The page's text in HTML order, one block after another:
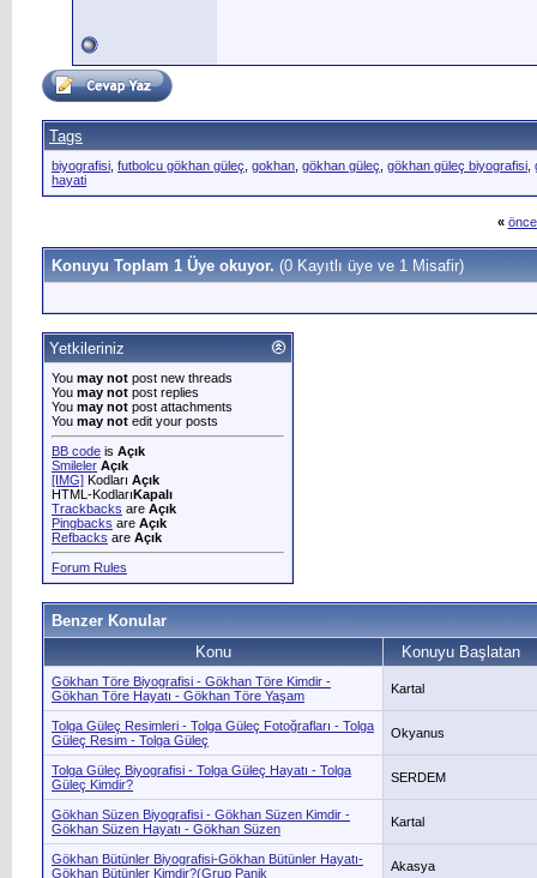
Tags
biyografisi futbolcu gökhan güleç gokhan gökhan güleç gökhan güleç biyografisi
hayati
«
Konuyu Toplam 1 Üye okuyor. (0 Kayıtlı üye ve 1 Misafir)
Yetkileriniz
You may not post new threads
You may not post replies
You may not post attachments
You may not edit your posts
BB code is Açık
Smileler Açık
[IMG] Kodları Açık
HTML-KodlarıKapalı
Trackbacks are Açık
Pingbacks are Açık
Refbacks are Açık
Forum Rules
Benzer Konular
Konu
Konuyu Başlatan
Gökhan Töre Biyografisi - Gökhan Töre Kimdir -
Gökhan Töre Hayatı - Gökhan Töre Yaşam
Kartal
Tolga Güleç Resimleri - Tolga Güleç Fotoğrafları - Tolga
Güleç Resim - Tolga Güleç
Okyanus
Tolga Güleç Biyografisi - Tolga Güleç Hayatı - Tolga
Güleç Kimdir?
SERDEM
Gökhan Süzen Biyografisi - Gökhan Süzen Kimdir -
Gökhan Süzen Hayatı - Gökhan Süzen
Kartal
Gökhan Bütünler Biyografisi-Gökhan Bütünler Hayatı-
Gökhan Bütünler Kimdir?(Grup Panik
Akasya